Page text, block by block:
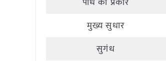
मुख्य सुधार
सुगंध